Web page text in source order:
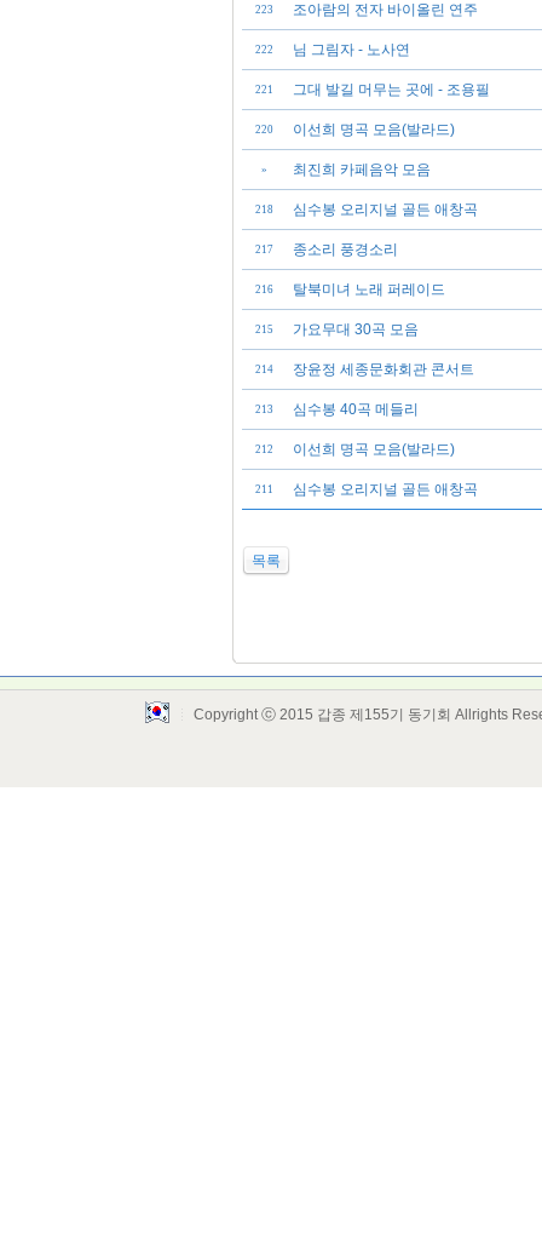
223 조아람의 전자 바이올린 연주
222 님 그림자 - 노사연
221 그대 발길 머무는 곳에 - 조용필
220 이선희 명곡 모음(발라드)
» 최진희 카페음악 모음
218 심수봉 오리지널 골든 애창곡
217 종소리 풍경소리
216 탈북미녀 노래 퍼레이드
215 가요무대 30곡 모음
214 장윤정 세종문화회관 콘서트
213 심수봉 40곡 메들리
212 이선희 명곡 모음(발라드)
211 심수봉 오리지널 골든 애창곡
목록
Copyright ⓒ 2015 갑종 제155기 동기회 Allrights